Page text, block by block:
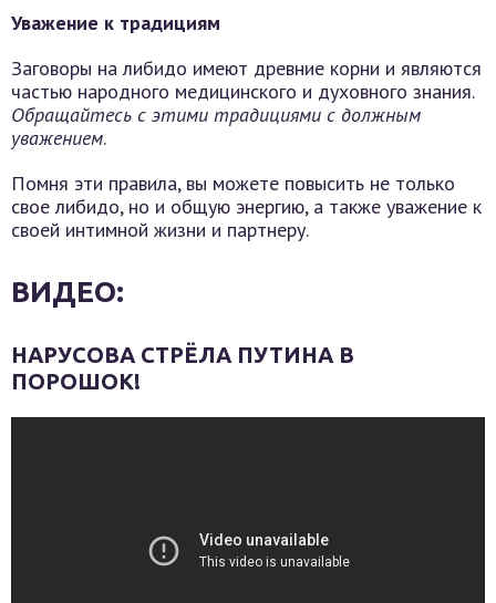
Уважение к традициям
Заговоры на либидо имеют древние корни и являются
частью народного медицинского и духовного знания.
Обращайтесь с этими традициями с должным
уважением.
Помня эти правила, вы можете повысить не только
свое либидо, но и общую энергию, а также уважение к
своей интимной жизни и партнеру.
ВИДЕО:
НАРУСОВА СТРЁЛА ПУТИНА В
ПОРОШОК!